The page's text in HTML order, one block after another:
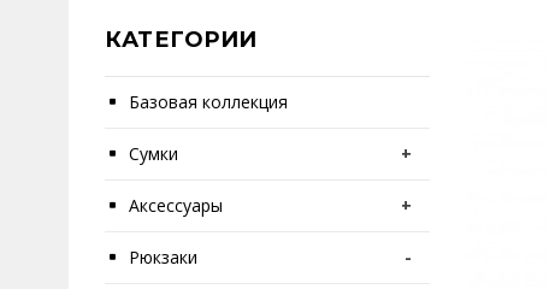
КАТЕГОРИИ
Базовая коллекция
Сумки +
Аксессуары +
Рюкзаки -